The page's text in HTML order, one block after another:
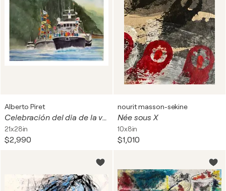
Alberto Piret
Celebración del dia de la virgen del Carmen en el mar
21x28in
$2,990
nourit masson-sekine
Née sous X
10x8in
$1,010